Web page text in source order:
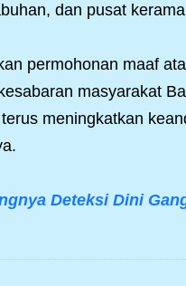
dan pusat
permohonan maaf
masyarakat
meningkatkan
Deteksi Dini